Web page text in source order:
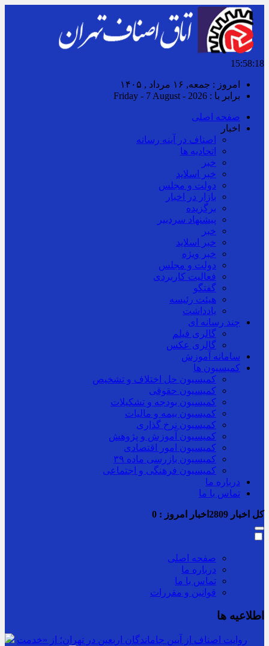
15:58:18
امروز : جمعه, ۱۶ مرداد , ۱۴۰۵
برابر با : Friday - 7 August - 2026
صفحه اصلی
اخبار
اصناف در آینه رسانه
اتحادیه ها
خبر
خبر اسلايد
دولت و مجلس
بازار در اخبار
برگزیده
پیشنهاد سردبیر
خبر
خبر اسلايد
خبر ویژه
دولت و مجلس
فعالیت کاربردی
گفتگو
هیئت رئیسه
یادداشت
چند رسانه ای
گالری فیلم
گالری عکس
سامانه آموزش
کمیسیون ها
کمیسیون حل اختلاف و تشخیص
کمیسیون حقوقی
کمیسیون بودجه و تشکیلات
کمیسیون بیمه و مالیات
کمیسیون نرخ گذاری
کمیسیون آموزش و پژوهش
کمیسیون امور اقتصادی
کمیسیون بازرسی ماده ۳۹
کمیسیون فرهنگی و اجتماعی
درباره ما
تماس با ما
کل اخبار اخبار امروز : 0
صفحه اصلی
درباره ما
تماس با ما
قوانین و مقررات
اطلاعیه ها
روایت اصناف از آیین جاماندگان اربعین در تهران؛ از «خدمت